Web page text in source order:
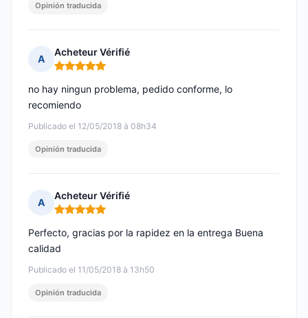
Opinión traducida
A
Acheteur Vérifié
Nota: 5 de 5
Publicado el 12/05/2018 à 08h34
no hay ningun problema, pedido conforme, lo
recomiendo
Opinión traducida
A
Acheteur Vérifié
Nota: 5 de 5
Publicado el 11/05/2018 à 13h50
Perfecto, gracias por la rapidez en la entrega Buena
calidad
Opinión traducida